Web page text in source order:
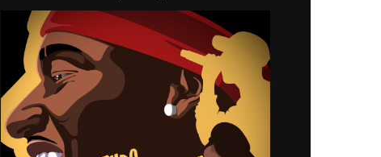
ídolos, Delacruz